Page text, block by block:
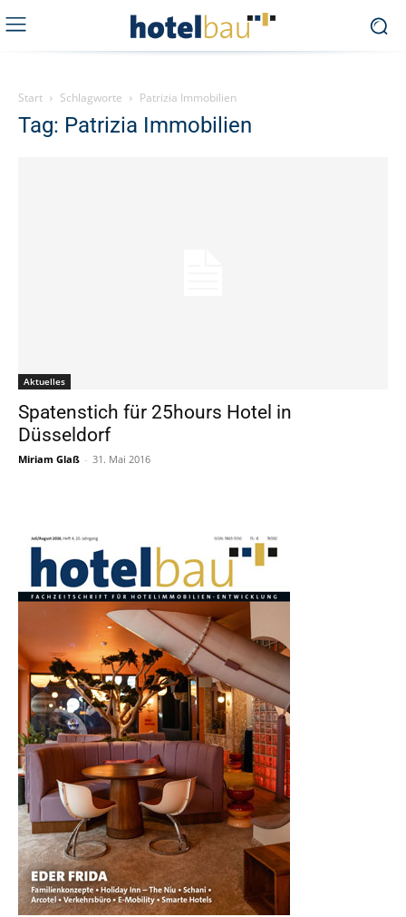
Start Schlagworte Patrizia Immobilien
Tag: Patrizia Immobilien
Aktuelles
Spatenstich für 25hours Hotel in
Düsseldorf
Miriam Glaß - 31. Mai 2016